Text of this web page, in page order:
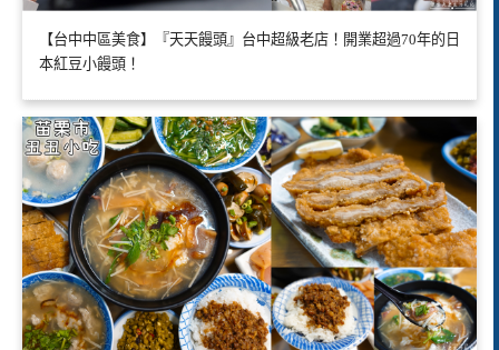
【台中中區美食】『天天饅頭』台中超級老店！開業超過70年的日
本紅豆小饅頭！